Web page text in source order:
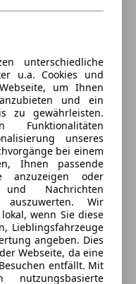
unterschiedliche
u.a. Cookies und
um Ihnen
und ein
zu gewährleisten.
Funktionalitäten
unseres
bei einem
Ihnen passende
anzuzeigen oder
Nachrichten
Wir
wenn Sie diese
Lieblingsfahrzeuge
angeben. Dies
Webseite, da eine
entfällt. Mit